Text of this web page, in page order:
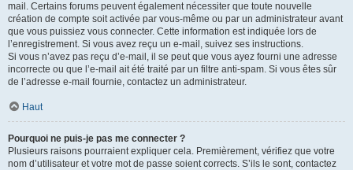
mail. Certains forums peuvent également nécessiter que toute nouvelle
création de compte soit activée par vous-même ou par un administrateur avant
que vous puissiez vous connecter. Cette information est indiquée lors de
l’enregistrement. Si vous avez reçu un e-mail, suivez ses instructions.
Si vous n’avez pas reçu d’e-mail, il se peut que vous ayez fourni une adresse
incorrecte ou que l’e-mail ait été traité par un filtre anti-spam. Si vous êtes sûr
de l’adresse e-mail fournie, contactez un administrateur.
Haut
Pourquoi ne puis-je pas me connecter ?
Plusieurs raisons pourraient expliquer cela. Premièrement, vérifiez que votre
nom d’utilisateur et votre mot de passe soient corrects. S’ils le sont, contactez